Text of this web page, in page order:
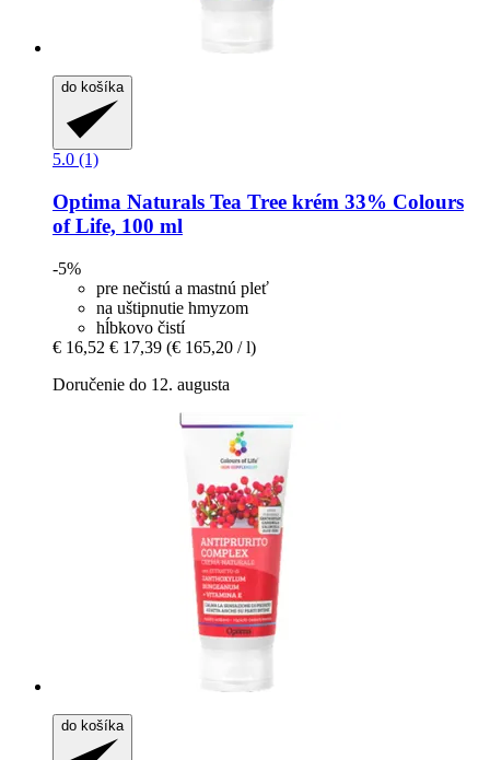
do košíka
5.0 (1)
Optima Naturals Tea Tree krém 33% Colours
of Life, 100 ml
-5%
pre nečistú a mastnú pleť
na uštipnutie hmyzom
hĺbkovo čistí
€ 16,52 € 17,39 (€ 165,20 / l)
Doručenie do 12. augusta
do košíka